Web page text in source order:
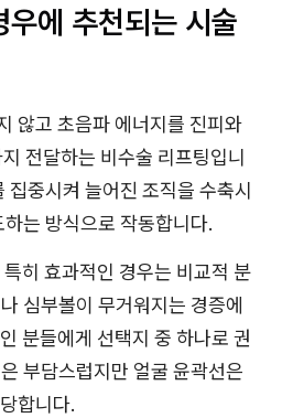
에 추천되는 시술
않고 초음파 에너지를 진피와
전달하는 비수술 리프팅입니
집중시켜 늘어진 조직을 수축시
는 방식으로 작동합니다.
히 효과적인 경우는 비교적 분
심부볼이 무거워지는 경증에
분들에게 선택지 중 하나로 권
부담스럽지만 얼굴 윤곽선은
합니다.